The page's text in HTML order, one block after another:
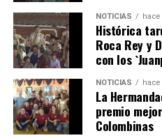
4º DÍA DE LAS FIESTAS
NOTICIAS hace
Histórica
Roca Rey y
con los
NOTICIAS hace
La
premio
Colombinas